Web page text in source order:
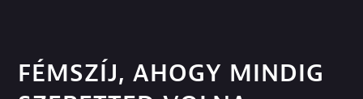
FÉMSZÍJ, AHOGY MINDIG